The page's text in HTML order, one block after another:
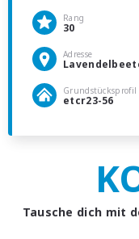
Rang
30
Adresse
Grundstücksprofil
etcr23-56
Tausche dich mit